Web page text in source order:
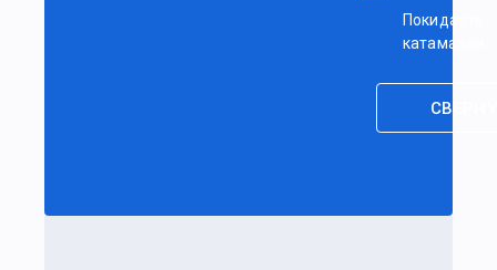
Покидаете
катамаран.